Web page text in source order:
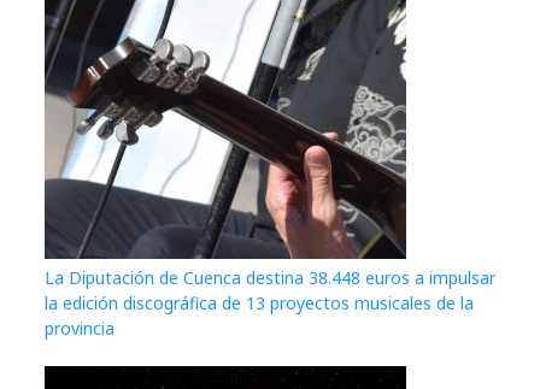
La Diputación de Cuenca destina 38.448 euros a impulsar
la edición discográfica de 13 proyectos musicales de la
provincia